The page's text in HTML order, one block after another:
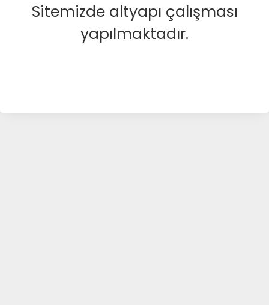
Sitemizde altyapı çalışması
yapılmaktadır.